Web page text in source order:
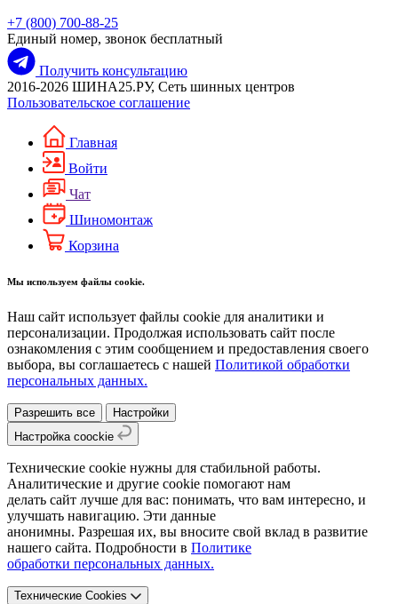
+7 (800) 700-88-25
Единый номер, звонок бесплатный
Получить консультацию
2016-2026 ШИНА25.РУ, Сеть шинных центров
Пользовательское соглашение
Главная
Войти
Чат
Шиномонтаж
Корзина
Мы используем файлы cookie.
Наш сайт использует файлы cookie для аналитики и
персонализации. Продолжая использовать сайт после
ознакомления с этим сообщением и предоставления своего
выбора, вы соглашаетесь с нашей Политикой обработки
персональных данных.
Разрешить все
Настройки
Настройка coockie
Технические cookie нужны для стабильной работы.
Аналитические и другие cookie помогают нам
делать сайт лучше для вас: понимать, что вам интересно, и
улучшать навигацию. Эти данные
анонимны. Разрешая их, вы вносите свой вклад в развитие
нашего сайта. Подробности в Политике
обработки персональных данных.
Технические Cookies